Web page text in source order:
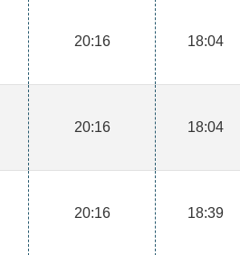
20:16 18:04
20:16 18:04
20:16 18:39